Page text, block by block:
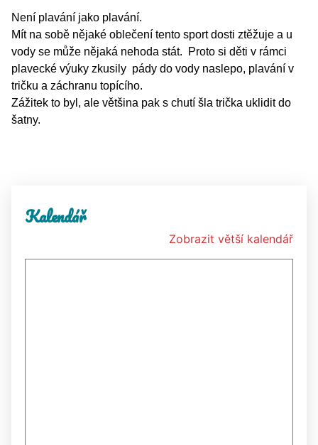
Není plavání jako plavání.
Mít na sobě nějaké oblečení tento sport dosti ztěžuje a u
vody se může nějaká nehoda stát. Proto si děti v rámci
plavecké výuky zkusily pády do vody naslepo, plavání v
tričku a záchranu topícího.
Zážitek to byl, ale většina pak s chutí šla trička uklidit do
šatny.
Kalendář
Zobrazit větší kalendář